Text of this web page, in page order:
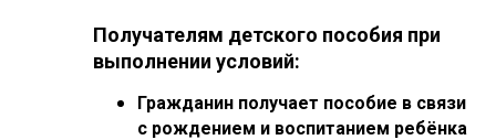
Получателям детского пособия при
выполнении условий:
Гражданин получает пособие в связи
с рождением и воспитанием ребёнка